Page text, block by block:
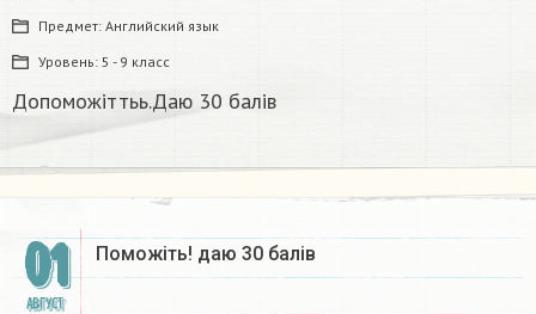
Предмет: Английский язык
Уровень: 5 - 9 класс
Допоможіттьь.Даю 30 балів
01
АВГУСТ
Поможіть! даю 30 балів ​